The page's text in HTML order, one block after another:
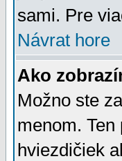
sami. Pre
Návrat hore
Ako
Možno ste
menom.
hviezdičiek